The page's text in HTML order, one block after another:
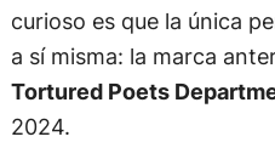
curioso es que la única
a sí misma: la marca
Tortured Poets
2024.